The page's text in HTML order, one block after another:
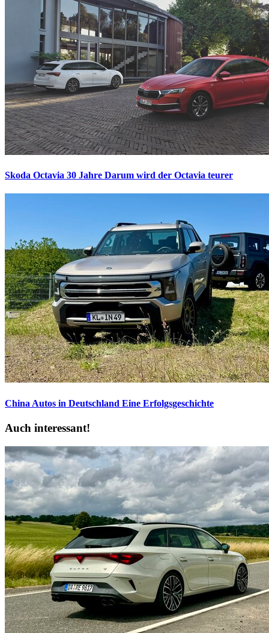
Skoda Octavia 30 Jahre Darum wird der Octavia teurer
China Autos in Deutschland Eine Erfolgsgeschichte
Auch interessant!